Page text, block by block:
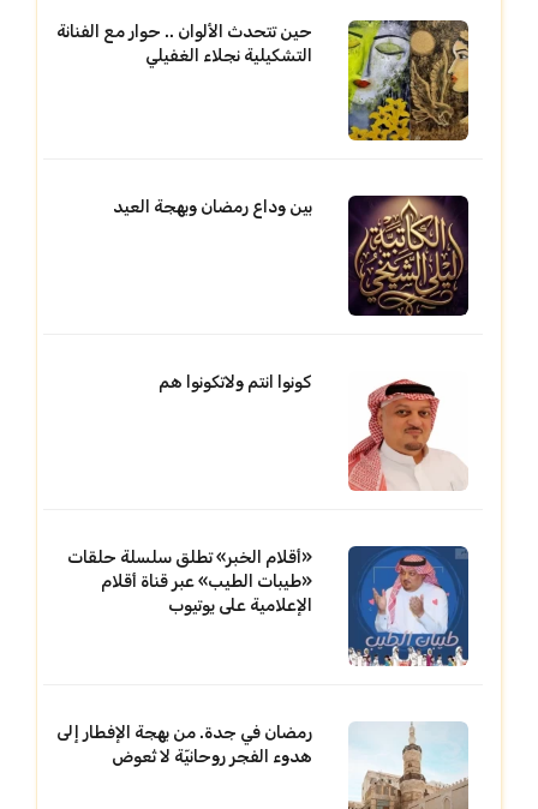
حين تتحدث الألوان .. حوار مع الفنانة
التشكيلية نجلاء الغفيلي
بين وداع رمضان وبهجة العيد
كونوا انتم ولاتكونوا هم
«أقلام الخبر» تطلق سلسلة حلقات
«طيبات الطيب» عبر قناة أقلام
الإعلامية على يوتيوب
رمضان في جدة. من بهجة الإفطار إلى
هدوء الفجر روحانيّة لا تُعوض